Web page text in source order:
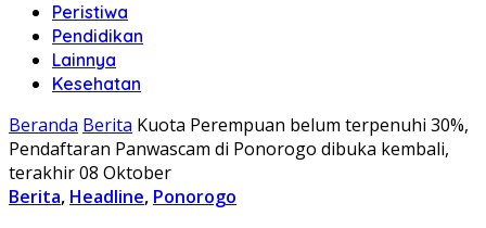
Peristiwa
Pendidikan
Lainnya
Kesehatan
Beranda Berita Kuota Perempuan belum terpenuhi 30%,
Pendaftaran Panwascam di Ponorogo dibuka kembali,
terakhir 08 Oktober
Berita, Headline, Ponorogo